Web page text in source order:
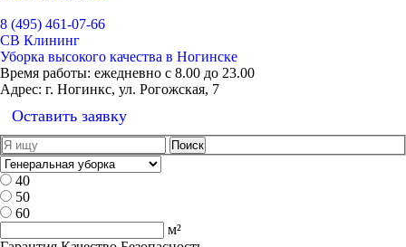
8 (495) 461-07-66
СВ Клининг
Уборка высокого качества в Ногинске
Время работы: ежедневно с 8.00 до 23.00
Адрес: г. Ногинкс, ул. Рогожская, 7
Оставить заявку
40
50
60
м²